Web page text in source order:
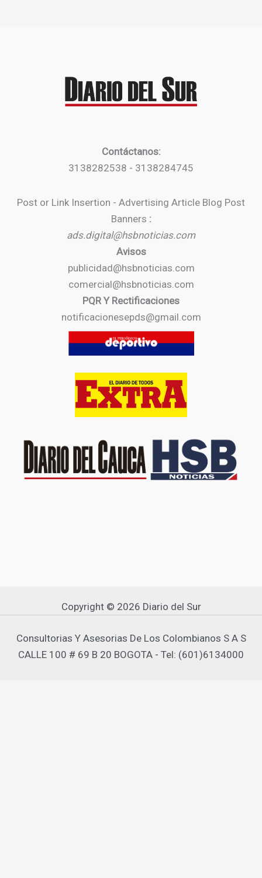
Contáctanos:
3138282538 - 3138284745
Post or Link Insertion - Advertising Article Blog Post
Banners :
ads.digital@hsbnoticias.com
Avisos
publicidad@hsbnoticias.com
comercial@hsbnoticias.com
PQR Y Rectificaciones
notificacionesepds@gmail.com
Copyright © 2026 Diario del Sur
Consultorias Y Asesorias De Los Colombianos S A S
CALLE 100 # 69 B 20 BOGOTA - Tel: (601)6134000